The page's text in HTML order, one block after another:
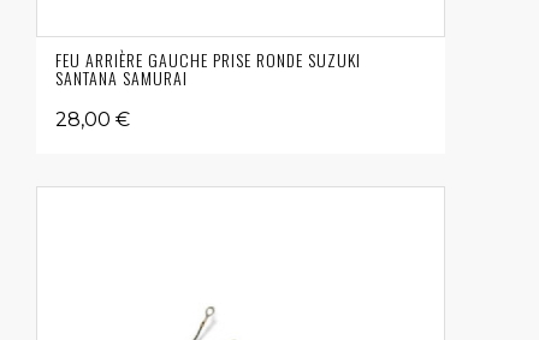
FEU ARRIÈRE GAUCHE PRISE RONDE SUZUKI
SANTANA SAMURAI
28,00 €